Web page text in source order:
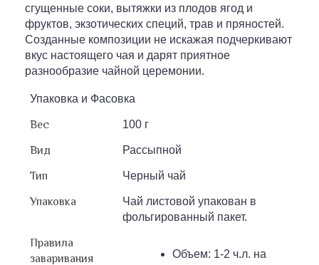
сгущенные соки, вытяжки из плодов ягод и
фруктов, экзотических специй, трав и пряностей.
Созданные композиции не искажая подчеркивают
вкус настоящего чая и дарят приятное
разнообразие чайной церемонии.
Упаковка и Фасовка
Вес 100 г
Вид Рассыпной
Тип Черный чай
Упаковка
Чай листовой упакован в
фольгированный пакет.
Правила
заваривания
Объем: 1-2 ч.л. на